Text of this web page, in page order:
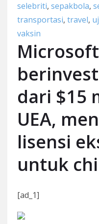
selebriti, sepakbola,
transportasi, travel,
vaksin
dari $15
UEA,
lisensi
untuk
[ad_1]